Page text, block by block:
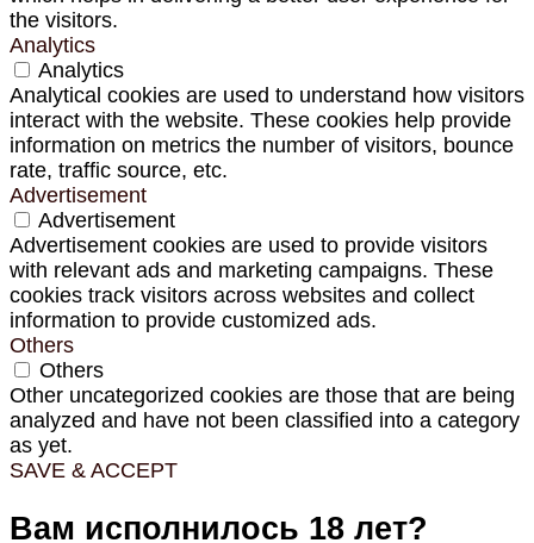
the visitors.
Analytics
Analytics
Analytical cookies are used to understand how visitors
interact with the website. These cookies help provide
information on metrics the number of visitors, bounce
rate, traffic source, etc.
Advertisement
Advertisement
Advertisement cookies are used to provide visitors
with relevant ads and marketing campaigns. These
cookies track visitors across websites and collect
information to provide customized ads.
Others
Others
Other uncategorized cookies are those that are being
analyzed and have not been classified into a category
as yet.
SAVE & ACCEPT
Вам исполнилось 18 лет?